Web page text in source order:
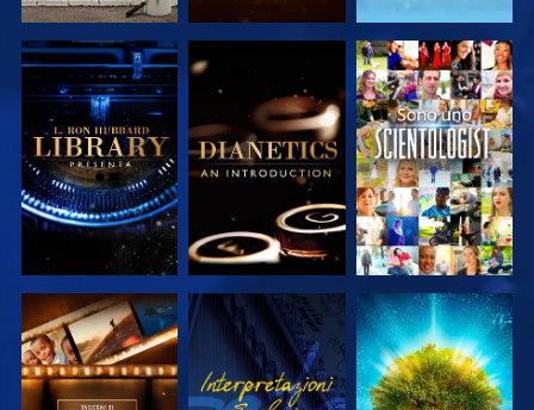
ESPLORA LE
SERIE
ESPLORA LE
SERIE
GUARDA
ESPLORA LE
SERIE
GUARDA
ESPLORA LE
SERIE